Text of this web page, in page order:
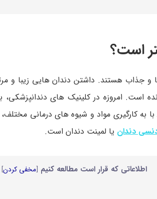
است؟
و جذاب هستند. داشتن دندان‌ هایی زیبا
است. امروزه در کلینیک‌ های
به‌ کارگیری مواد و شیوه‌ های درمانی مختلف،
دندان یا لمینت دندان است.
اطلاعاتی که قرار است مطالعه کنیم [مخفی کردن]